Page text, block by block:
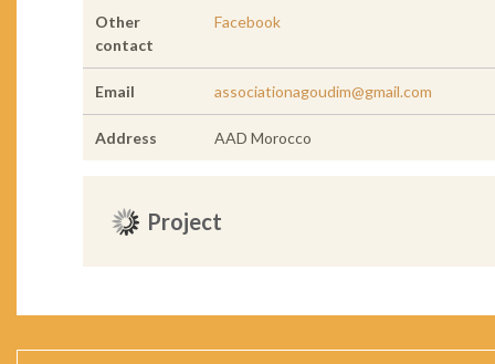
Other
contact
Facebook
Email associationagoudim@gmail.com
Address AAD Morocco
Project